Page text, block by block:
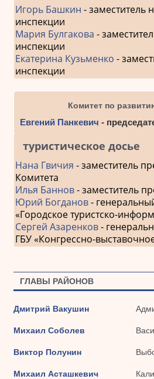
Игорь Башкин - заместитель
инспекции
Мария Булгакова -
инспекции
Екатерина Кузьменко -
инспекции
Комитет по
Евгений Панкевич -
туристическое досье
Нана Гвичия - заместитель
Комитета
Илья Баннов- заместитель
Юрий Богданов-
«Городское туристско-
Сергей Азаренков-
ГБУ «Конгрессно-
ГЛАВЫ РАЙОНОВ
Дмитрий Вакушин
Михаил Соболев
Виктор Полунин
Михаил Асташкевич